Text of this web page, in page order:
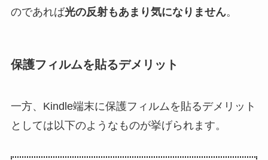
のであれば光の反射もあまり気になりません。
保護フィルムを貼るデメリット
一方、Kindle端末に保護フィルムを貼るデメリット
としては以下のようなものが挙げられます。